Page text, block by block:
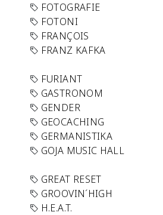
FOTOGRAFIE
FOTONI
FRANÇOIS
FRANZ KAFKA
FURIANT
GASTRONOM
GENDER
GEOCACHING
GERMANISTIKA
GOJA MUSIC HALL
GREAT RESET
GROOVIN´HIGH
H.E.A.T.